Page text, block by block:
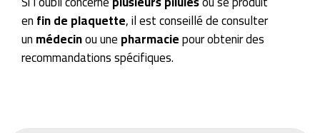
enfin de plaquette, il est conseillé de consulter
unmédecinou unepharmaciepour obtenir des
recommandations spécifiques.